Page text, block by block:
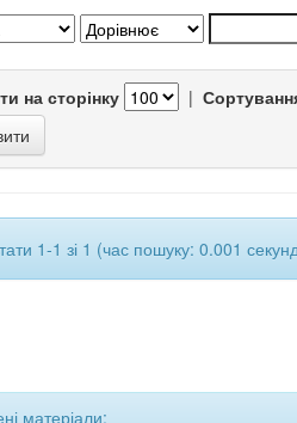
на сторінку |
1-1 зі 1 (час пошуку: 0.001
матеріали: